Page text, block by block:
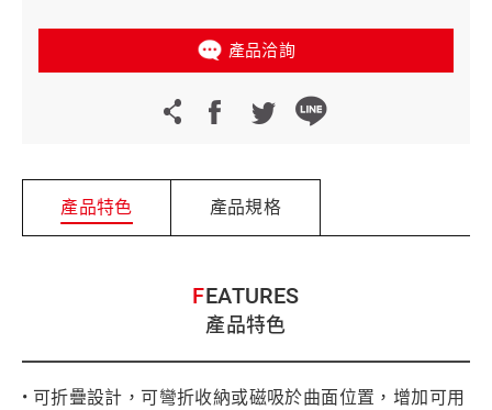
產品洽詢
產品特色 產品規格
FEATURES
產品特色
• 可折疊設計，可彎折收納或磁吸於曲面位置，增加可用